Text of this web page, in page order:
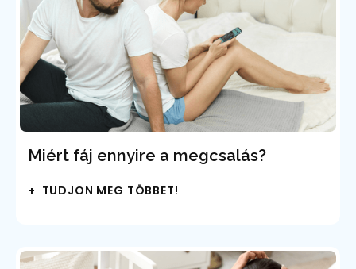
Miért fáj ennyire a megcsalás?
+ TUDJON MEG TÖBBET!